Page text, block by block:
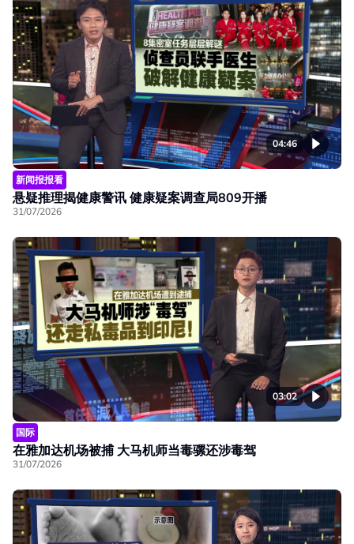
04:46
新闻报报看
悬疑推理揭健康警讯 健康疑案调查局809开播
31/07/2026
03:02
国际
在雅加达机场被捕 大马机师当毒骡还涉毒驾
31/07/2026